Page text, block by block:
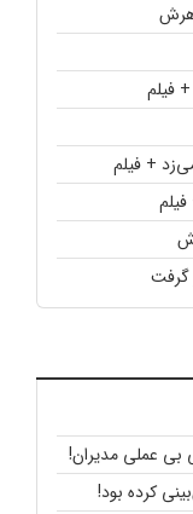
فیلم
+ فیلم
گرفت
بی عملی مدیران!
کرده بود!